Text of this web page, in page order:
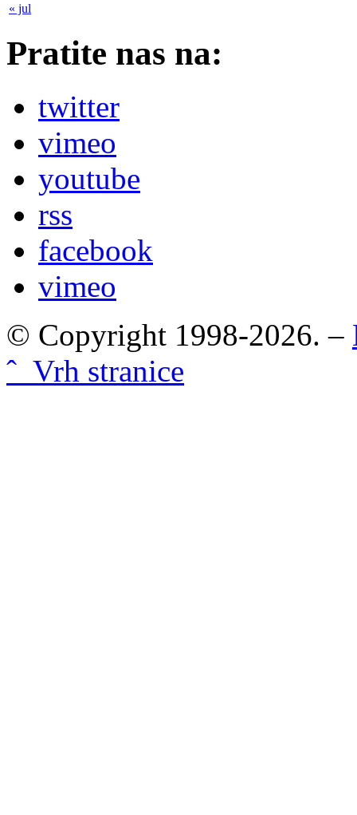
« jul
Pratite nas na:
twitter
vimeo
youtube
rss
facebook
vimeo
© Copyright 1998-2026. –
ˆ Vrh stranice